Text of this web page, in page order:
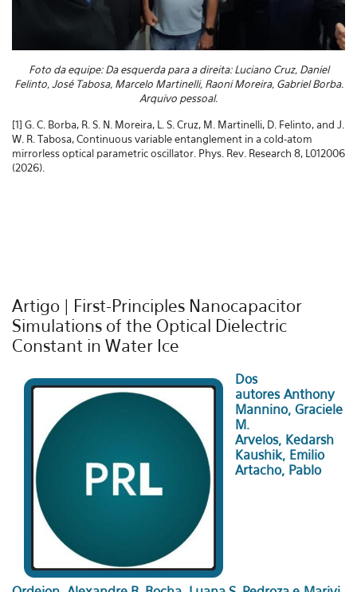
Foto da equipe: Da esquerda para a direita: Luciano Cruz, Daniel
Felinto, José Tabosa, Marcelo Martinelli, Raoni Moreira, Gabriel Borba.
Arquivo pessoal.
[1] G. C. Borba, R. S. N. Moreira, L. S. Cruz, M. Martinelli, D. Felinto, and J.
W. R. Tabosa, Continuous variable entanglement in a cold-atom
mirrorless optical parametric oscillator. Phys. Rev. Research 8, L012006
(2026).
Artigo | First-Principles Nanocapacitor
Simulations of the Optical Dielectric
Constant in Water Ice
Dos
autores Anthony
Mannino, Graciele
M.
Arvelos, Kedarsh
Kaushik, Emilio
Artacho, Pablo